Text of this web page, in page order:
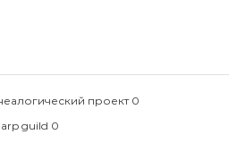
проект 0
guild 0